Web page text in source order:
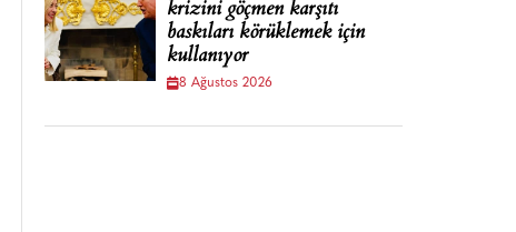
krizini göçmen karşıtı
baskıları körüklemek için
kullanıyor
8 Ağustos 2026